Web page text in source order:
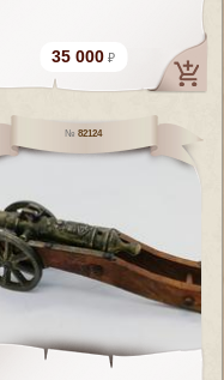
35 000
82124